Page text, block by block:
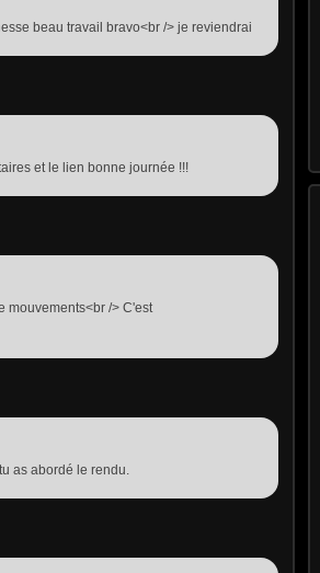
beau travail bravo<br /> je reviendrai
et le lien bonne journée !!!
mouvements<br /> C'est
as abordé le rendu.